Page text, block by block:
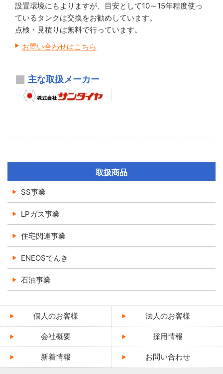
設置環境にもよりますが、目安として10～15年程度使っ
ているタンクは交換をお勧めしています。
点検・見積りは無料で行っています。
お問い合わせはこちら
主な取扱メーカー
取扱商品
SS事業
LPガス事業
住宅関連事業
ENEOSでんき
石油事業
個人のお客様 法人のお客様
会社概要 採用情報
新着情報 お問い合わせ